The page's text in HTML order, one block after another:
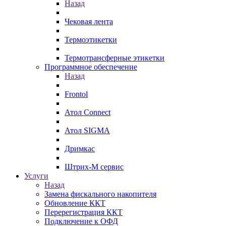
Назад
Чековая лента
Термоэтикетки
Термотрансферные этикетки
Программное обеспечение
Назад
Frontol
Атол Connect
Атол SIGMA
Дримкас
Штрих-М сервис
Услуги
Назад
Замена фискального накопителя
Обновление ККТ
Перерегистрация ККТ
Подключение к ОФД